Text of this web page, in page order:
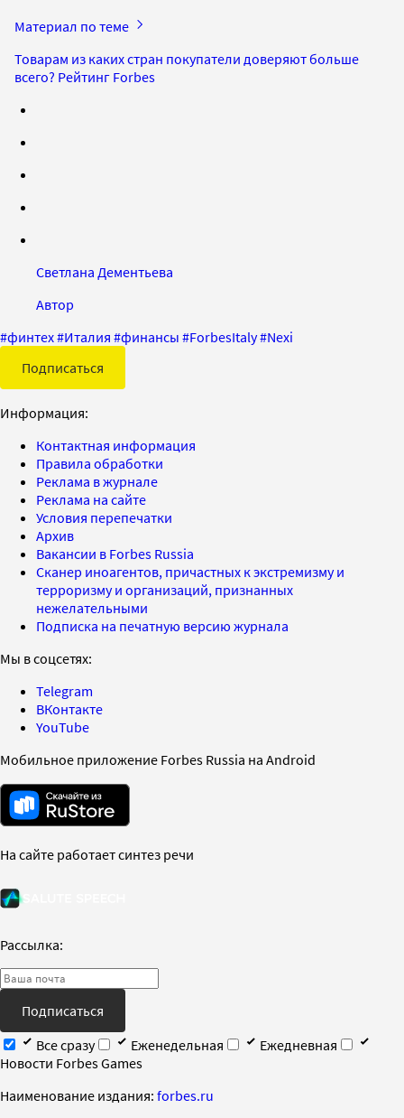
Материал по теме
Товарам из каких стран покупатели доверяют больше
всего? Рейтинг Forbes
Светлана Дементьева
Автор
#финтех#Италия #финансы #ForbesItaly#Nexi
Подписаться
Информация:
Контактная информация
Правила обработки
Реклама в журнале
Реклама на сайте
Условия перепечатки
Архив
Вакансии в Forbes Russia
Сканер иноагентов, причастных к экстремизму и
терроризму и организаций, признанных
нежелательными
Подписка на печатную версию журнала
Мы в соцсетях:
Telegram
ВКонтакте
YouTube
Мобильное приложение Forbes Russia на Android
На сайте работает синтез речи
Рассылка:
Подписаться
Все сразу
Еженедельная
Ежедневная
Новости Forbes Games
Наименование издания: forbes.ru